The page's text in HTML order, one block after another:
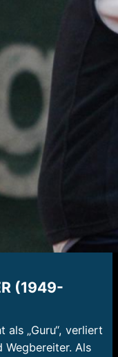
(1949-
als „Guru“, verliert
Wegbereiter. Als